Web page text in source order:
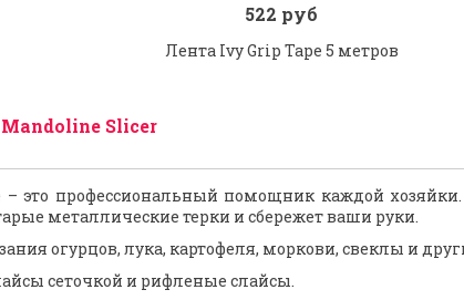
В корзину
Заказ в 1 клик
522 руб
Лента Ivy Grip Tape 5 метров
Slicer
– это профессиональный помощник каждой
металлические терки и сбережет ваши руки.
огурцов, лука, картофеля, моркови, свеклы и
сеточкой и рифленые слайсы.